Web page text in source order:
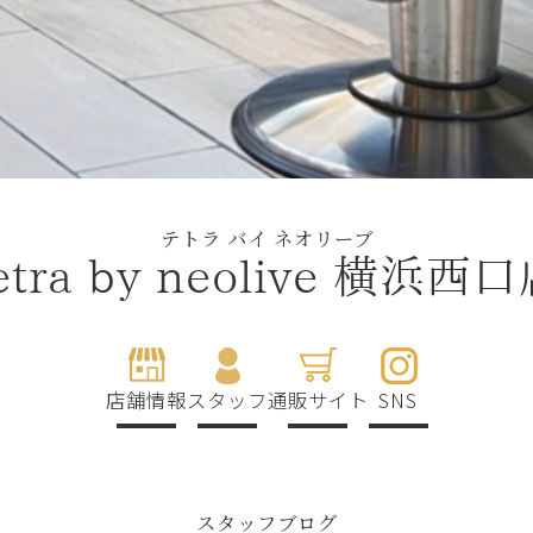
テトラ バイ ネオリーブ
by neolive 横浜西口
店舗情報スタッフ通販サイト SNS
スタッフブログ